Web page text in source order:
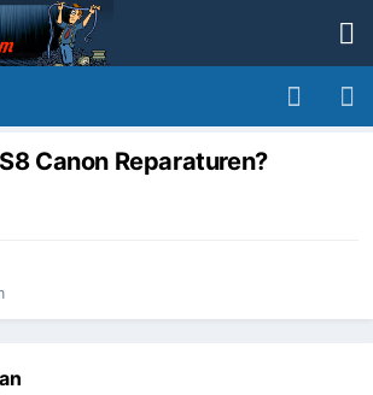
Canon Reparaturen?